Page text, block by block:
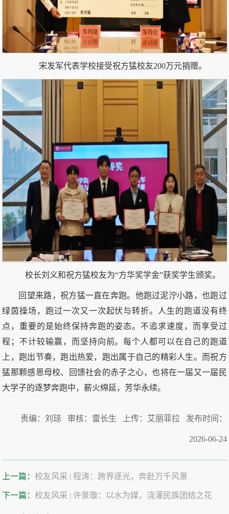
宋发军代表学校接受祝方猛校友200万元捐赠。
校长刘义和祝方猛校友为“方华奖学金”获奖学生颁奖。
回望来路，祝方猛一直在奔跑。他跑过泥泞小路，也跑过
绿茵操场，跑过一次又一次起伏与转折。人生的跑道没有终
点，重要的是始终保持奔跑的姿态。不追求速度，而享受过
程；不计较输赢，而坚持向前。每个人都可以在自己的跑道
上，跑出节奏，跑出热爱，跑出属于自己的精彩人生。而祝方
猛那颗感恩母校、回馈社会的赤子之心，也将在一届又一届民
大学子的逐梦奔跑中，薪火绵延，芳华永续。
责编：刘琼 审核：雷长生 上传：艾丽菲拉 发布时间：
2026-06-24
上一篇：校友风采 | 程涛：跨界逐光，奔赴万千风景
下一篇：校友风采 | 许景璇：以水为媒，浇灌民族团结之花